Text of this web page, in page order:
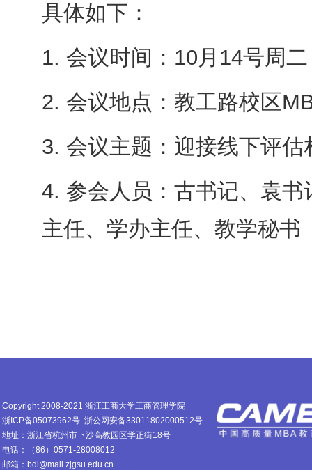
具体如下：
1. 会议时间：10月14号周
2. 会议地点：教工路校区
3. 会议主题：迎接线下评估
4. 参会人员：古书记、袁
主任、学办主任、教学秘书
Copyright 2008-2021 浙江工商大学工商管理学院
浙ICP备05073962号 浙公网安备33011802000512号
地址：浙江省杭州市下沙高教园区学正街18号
电话：（86）0571-28008012
邮箱：bdl@mail.zjgsu.edu.cn